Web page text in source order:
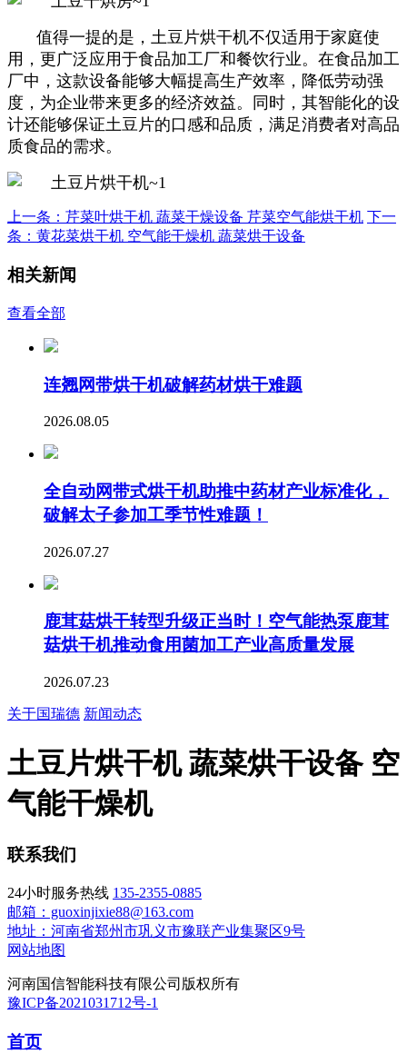
值得一提的是，土豆片烘干机不仅适用于家庭使
用，更广泛应用于食品加工厂和餐饮行业。在食品加工
厂中，这款设备能够大幅提高生产效率，降低劳动强
度，为企业带来更多的经济效益。同时，其智能化的设
计还能够保证土豆片的口感和品质，满足消费者对高品
质食品的需求。
上一条：芹菜叶烘干机 蔬菜干燥设备 芹菜空气能烘干机 下一
条：黄花菜烘干机 空气能干燥机 蔬菜烘干设备
相关新闻
查看全部
连翘网带烘干机破解药材烘干难题
2026.08.05
全自动网带式烘干机助推中药材产业标准化，
破解太子参加工季节性难题！
2026.07.27
鹿茸菇烘干转型升级正当时！空气能热泵鹿茸
菇烘干机推动食用菌加工产业高质量发展
2026.07.23
关于国瑞德 新闻动态
土豆片烘干机 蔬菜烘干设备 空
气能干燥机
联系我们
24小时服务热线 135-2355-0885
邮箱：guoxinjixie88@163.com
地址：河南省郑州市巩义市豫联产业集聚区9号
网站地图
河南国信智能科技有限公司版权所有
豫ICP备2021031712号-1
首页